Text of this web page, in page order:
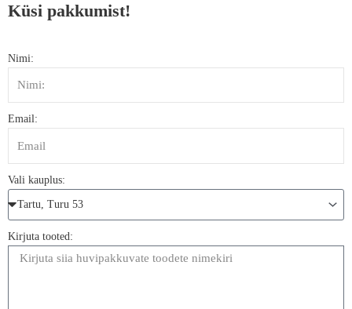
Küsi pakkumist!
Nimi:
Email:
Vali kauplus:
Kirjuta tooted: